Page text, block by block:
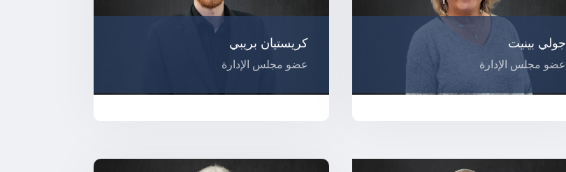
كريستيان بريبي
عضو مجلس الإدارة
جولي بينيت
عضو مجلس الإدارة